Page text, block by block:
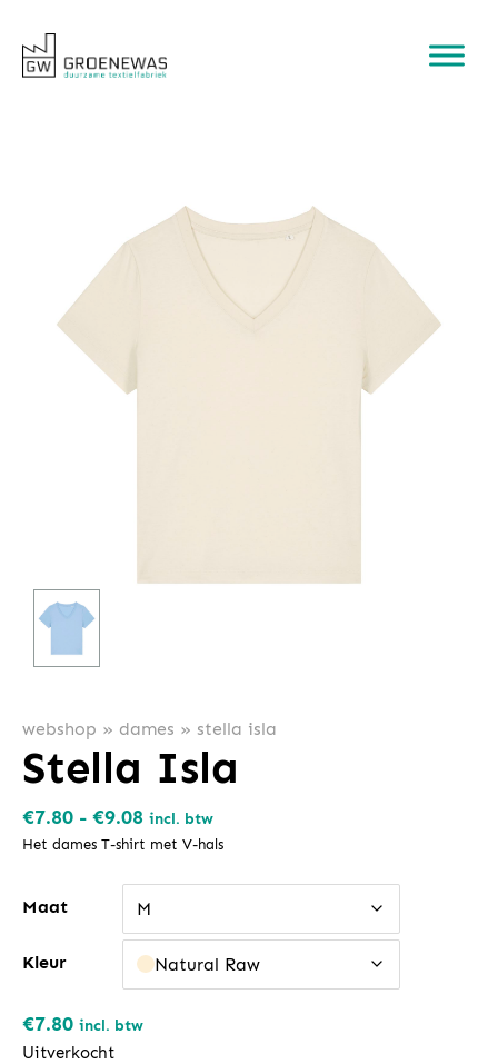
webshop » dames » stella isla
Stella Isla
€7.80 - €9.08 Prijsklasse:
€7.80
tot
€9.08
incl. btw
Het dames T-shirt met V-hals
Maat M
Kleur Natural Raw
€7.80 incl. btw
Uitverkocht